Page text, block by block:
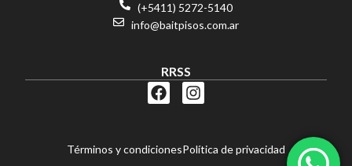
(+5411) 5272-5140
info@baitpisos.com.ar
RRSS
F
a
b
I
n
a
Términos y condicionesPolítica de privacidad